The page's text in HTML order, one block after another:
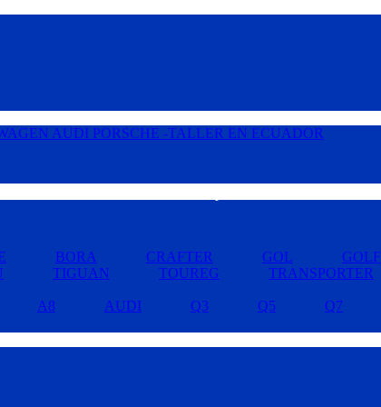
BORA CRAFTER GOL GOLF
TIGUAN TOUREG TRANSPORTER
A8 AUDI Q3 Q5 Q7